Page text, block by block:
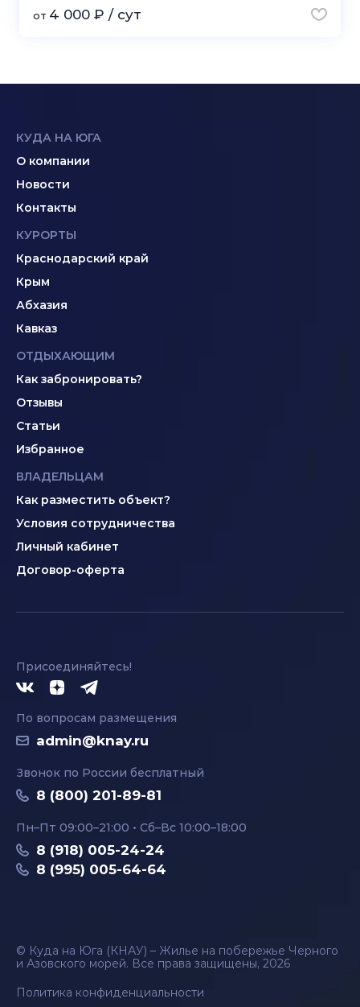
от 4 000 ₽ / сут
КУДА НА ЮГА
О компании
Новости
Контакты
КУРОРТЫ
Краснодарский край
Крым
Абхазия
Кавказ
ОТДЫХАЮЩИМ
Как забронировать?
Отзывы
Статьи
Избранное
ВЛАДЕЛЬЦАМ
Как разместить объект?
Условия сотрудничества
Личный кабинет
Договор-оферта
Присоединяйтесь!
По вопросам размещения
admin@knay.ru
Звонок по России бесплатный
8 (800) 201-89-81
Пн–Пт 09:00–21:00 • Сб–Вс 10:00–18:00
8 (918) 005-24-24
8 (995) 005-64-64
© Куда на Юга (КНАУ) – Жилье на побережье Черного
и Азовского морей. Все права защищены, 2026
Политика конфиденциальности